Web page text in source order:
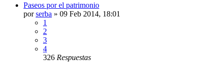
Paseos por el patrimonio
porserba » 09 Feb 2014, 18:01
1
2
3
4
326 Respuestas